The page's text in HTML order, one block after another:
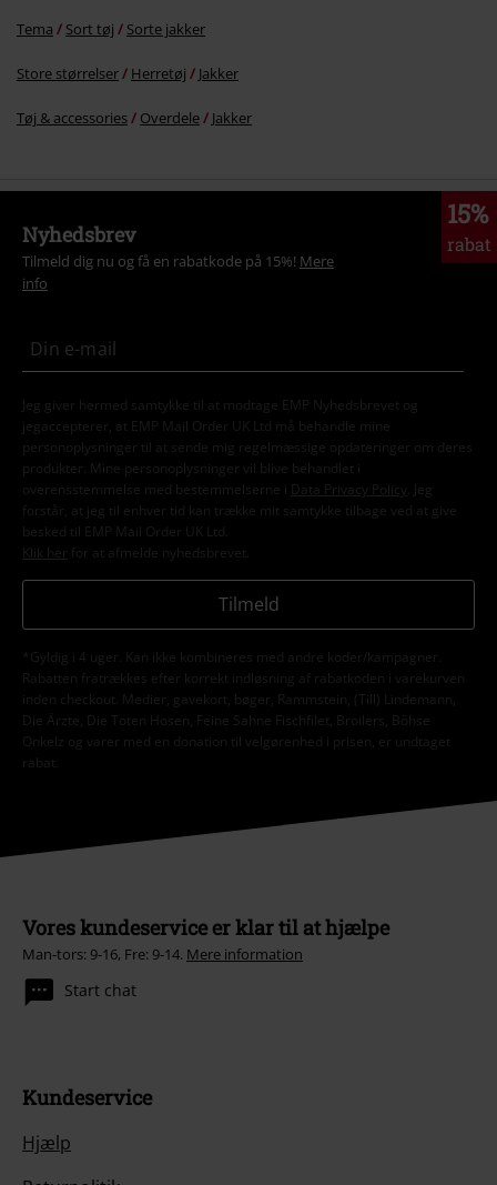
Tema Sort tøj Sorte jakker
Store størrelser Herretøj Jakker
Tøj & accessories Overdele Jakker
15%
rabat
Nyhedsbrev
Tilmeld dig nu og få en rabatkode på 15%! Mere
info
Jeg giver hermed samtykke til at modtage EMP Nyhedsbrevet og
jegaccepterer, at EMP Mail Order UK Ltd må behandle mine
personoplysninger til at sende mig regelmæssige opdateringer om deres
produkter. Mine personoplysninger vil blive behandlet i
overensstemmelse med bestemmelserne i
Data Privacy Policy
. Jeg
forstår, at jeg til enhver tid kan trække mit samtykke tilbage ved at give
besked til EMP Mail Order UK Ltd.
Klik her
for at afmelde nyhedsbrevet.
Tilmeld
*Gyldig i 4 uger. Kan ikke kombineres med andre koder/kampagner.
Rabatten fratrækkes efter korrekt indløsning af rabatkoden i varekurven
inden checkout. Medier, gavekort, bøger, Rammstein, (Till) Lindemann,
Die Ärzte, Die Toten Hosen, Feine Sahne Fischfilet, Broilers, Böhse
Onkelz og varer med en donation til velgørenhed i prisen, er undtaget
rabat.
Vores kundeservice er klar til at hjælpe
Man-tors: 9-16, Fre: 9-14. Mere information
Start chat
Kundeservice
Hjælp